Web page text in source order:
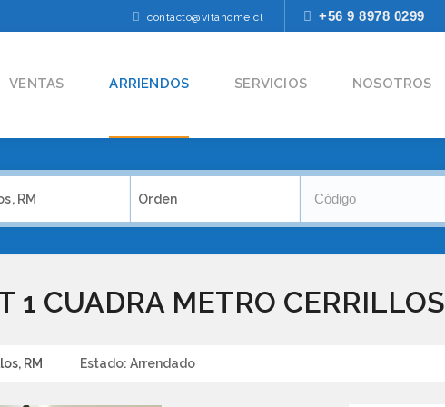
contacto@vitahome.cl +56 9 8978 0299
VENTAS ARRIENDOS SERVICIOS NOSOTROS
RM Orden
1 CUADRA METRO CERRILLOS
RM Estado: Arrendado